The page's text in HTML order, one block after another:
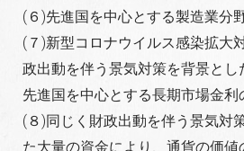
(６)先進国を中心とする製造業分
(７)新型コロナウイルス感染拡大
政出動を伴う景気対策を背景とし
先進国を中心とする長期市場金
(８)同じく財政出動を伴う景気対
た大量の資金により、通貨の価